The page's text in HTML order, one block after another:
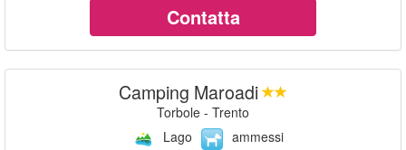
Contatta
Camping Maroadi
Torbole - Trento
Lago
ammessi